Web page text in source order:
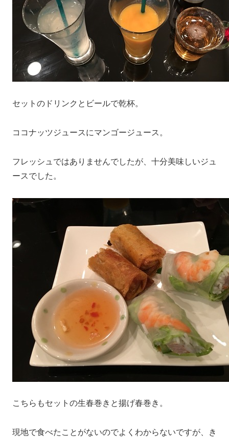
セットのドリンクとビールで乾杯。
ココナッツジュースにマンゴージュース。
フレッシュではありませんでしたが、十分美味しいジュ
ースでした。
こちらもセットの生春巻きと揚げ春巻き。
現地で食べたことがないのでよくわからないですが、き